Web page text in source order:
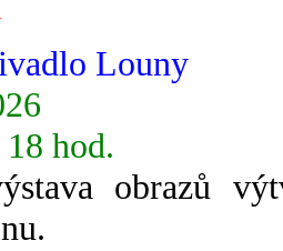
Louny
hod.
obrazů